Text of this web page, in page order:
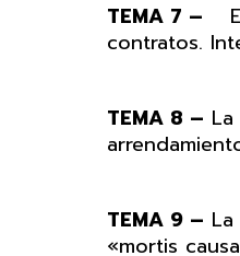
TEMA 7 –
contratos.
TEMA 8 –
TEMA 9 –
«mortis